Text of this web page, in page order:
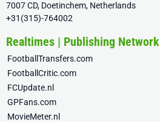
7007 CD, Doetinchem, Netherlands
+31(315)-764002
Realtimes | Publishing Network
FootballTransfers.com
FootballCritic.com
FCUpdate.nl
GPFans.com
MovieMeter.nl